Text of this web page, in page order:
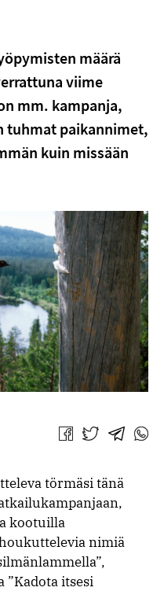
määrä
viime
mm. kampanja,
tuhmat paikannimet,
kuin missään
Jaa Jaa Jaa Jaa
törmäsi tänä
kootuilla
nimiä
”Kadota itsesi